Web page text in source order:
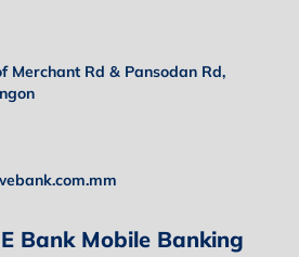
Merchant Rd & Pansodan Rd,
Bank Mobile Banking